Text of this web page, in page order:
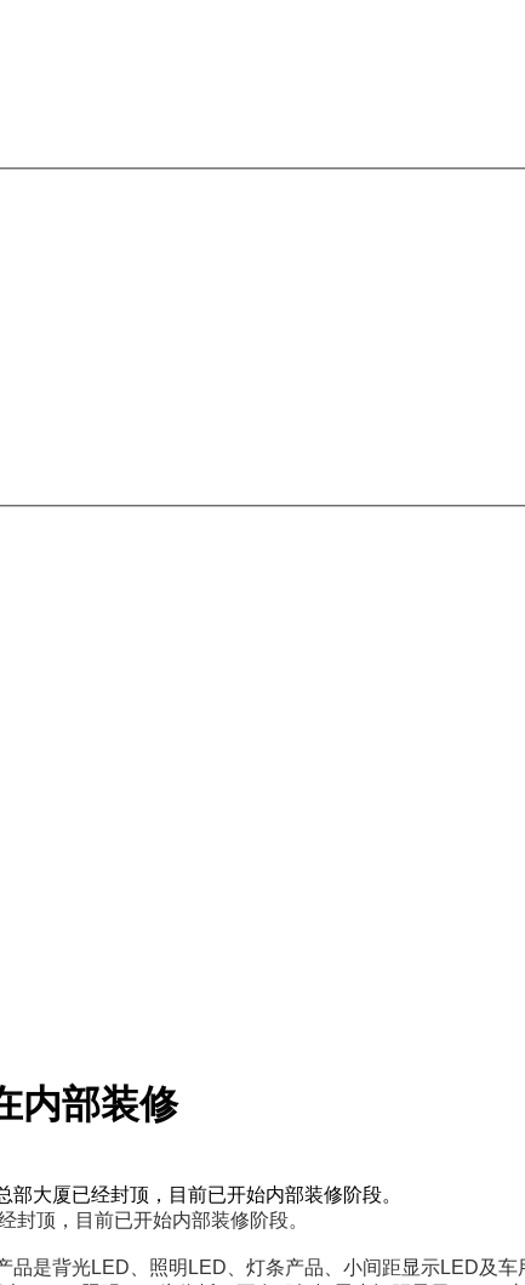
内部装修
大厦已经封顶，目前已开始内部装修阶段。
封顶，目前已开始内部装修阶段。
是背光LED、照明LED、灯条产品、小间距显示LED及